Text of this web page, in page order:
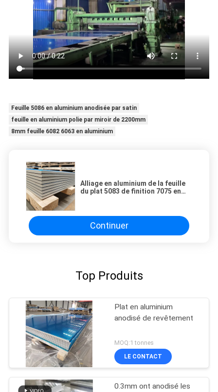
Feuille 5086 en aluminium anodisée par satin
feuille en aluminium polie par miroir de 2200mm
8mm feuille 6082 6063 en aluminium
Alliage en aluminium de la feuille
du plat 5083 de finition 7075 en
Continuer
Top Produits
Plat en aluminium
anodisé de revêtement
MOQ:1 tonnes
LE CONTACT
0.3mm ont anodisé les